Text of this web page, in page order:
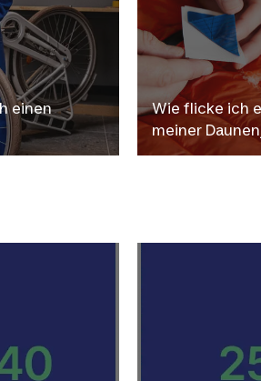
einen
Wie flicke ich
meiner